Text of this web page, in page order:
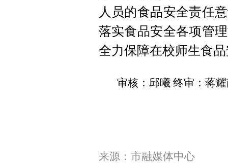
人员的食品安全责任
落实食品安全各项管
全力保障在校师生食
审核：邱曦 终审：蒋
来源：市融媒体中心